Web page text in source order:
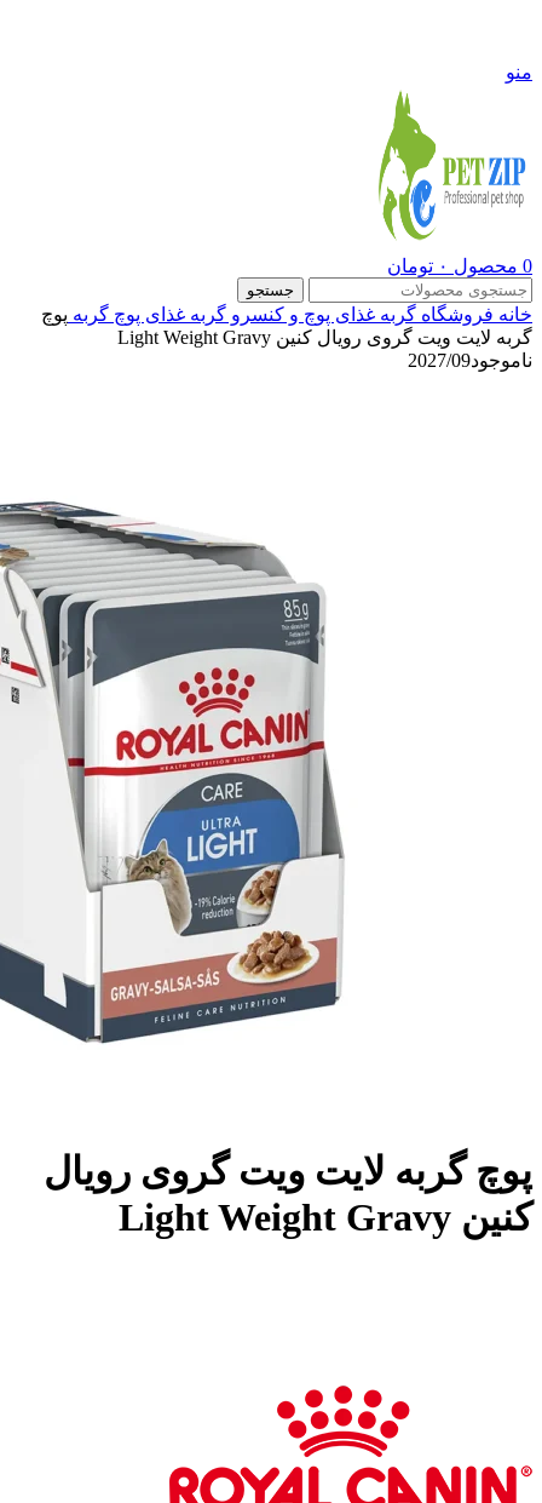
منو
0 محصول ۰ تومان
جستجو
خانه فروشگاه گربه غذای پوچ و کنسرو گربه غذای پوچ گربه پوچ
گربه لایت ویت گروی رویال کنین Light Weight Gravy
ناموجود2027/09
پوچ گربه لایت ویت گروی رویال
کنین Light Weight Gravy